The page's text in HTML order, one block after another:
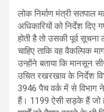
लोक निर्माण मंत्री सतपाल
अधिकारियों को निर्देश
होती है तो उसकी पूर्व सूचना
चाहिए ताकि वह वैकल्पिक
उन्होंने बताया कि
उचित रखरखाव के निर्देश
3946 पैच वर्क में से विभाग
हैं। 1199 ऐसी सड़के हैं जो